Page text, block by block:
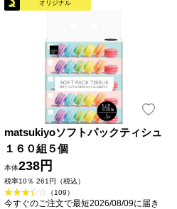
オリジナル
matsukiyoソフトパックティシュ
１６０組５個
本体238円
税率10％ 261円（税込）
（109）
今すぐのご注文で最短2026/08/09に届き